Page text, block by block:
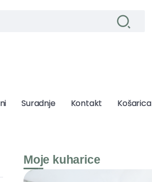
Suradnje Kontakt Košarica
Suradnje Kontakt Košarica
Moje kuharice